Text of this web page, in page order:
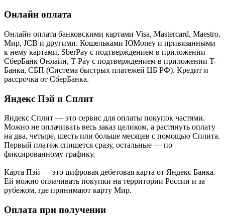
Онлайн оплата
Онлайн оплата банковскими картами Visa, Mastercard, Maestro,
Мир, JCB и другими. Кошельками ЮMoney и привязанными
к нему картами, SberPay с подтверждением в приложении
СберБанк Онлайн, T-Pay с подтверждением в приложении T-
Банка, СБП (Система быстрых платежей ЦБ РФ). Кредит и
рассрочка от СберБанка.
Яндекс Пэй и Сплит
Яндекс Cплит — это сервис для оплаты покупок частями.
Можно не оплачивать весь заказ целиком, а растянуть оплату
на два, четыре, шесть или больше месяцев с помощью Сплита.
Первый платеж спишется сразу, остальные — по
фиксированному графику.
Карта Пэй — это цифровая дебетовая карта от Яндекс Банка.
Ей можно оплачивать покупки на территории России и за
рубежом, где принимают карту Мир.
Оплата при получении